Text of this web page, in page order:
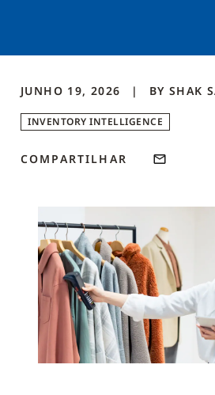
JUNHO 19, 2026 BY SHAK
INVENTORY INTELLIGENCE
COMPARTILHAR